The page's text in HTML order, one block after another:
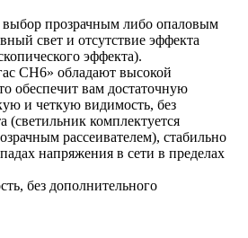
выбор прозрачным либо опаловым
свет и отсутствие эффекта
эффекта).
СН6» обладают высокой
обеспечит вам достаточную
и четкую видимость, без
(светильник комплектуется
рассеивателем), стабильно
напряжения в сети в пределах
без дополнительного